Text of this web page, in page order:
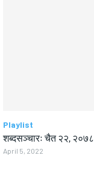
Playlist
शब्दसञ्चारः चैत २२, २०७८
April 5, 2022